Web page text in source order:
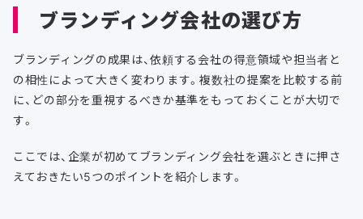
ブランディング会社の選び方
ブランディングの成果は、依頼する会社の得意領域や担当者と
の相性によって大きく変わります。複数社の提案を比較する前
に、どの部分を重視するべきか基準をもっておくことが大切で
す。
ここでは、企業が初めてブランディング会社を選ぶときに押さ
えておきたい5つのポイントを紹介します。